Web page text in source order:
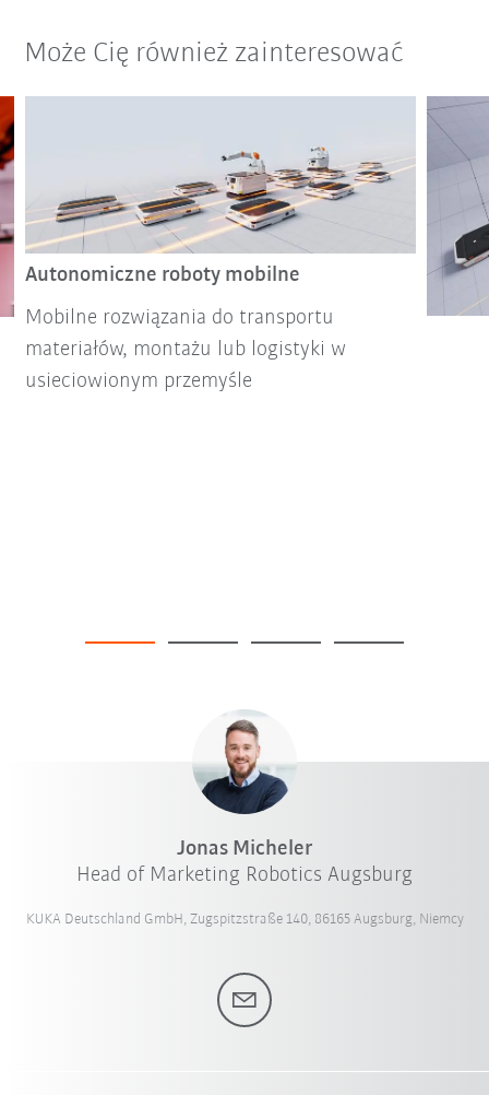
Może Cię również zainteresować
Autonomiczne roboty mobilne
Mobilne rozwiązania do transportu
materiałów, montażu lub logistyki w
usieciowionym przemyśle
Jonas Micheler
Head of Marketing Robotics Augsburg
KUKA Deutschland GmbH, Zugspitzstraße 140, 86165 Augsburg, Niemcy